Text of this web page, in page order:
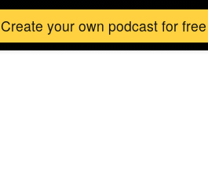
Create your own podcast for free